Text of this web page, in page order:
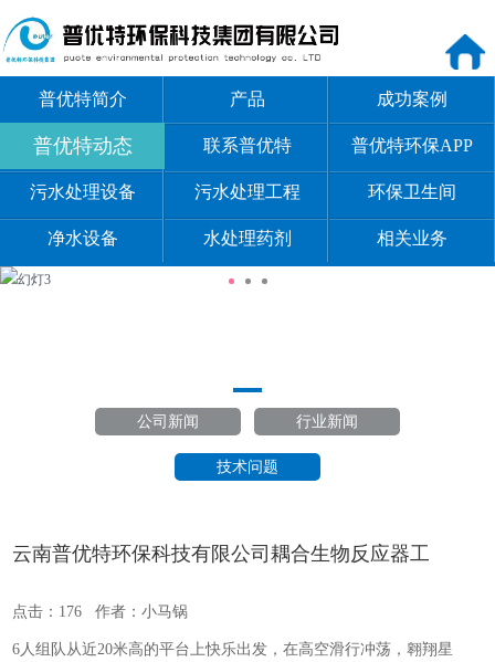
普优特简介 产品 成功案例
普优特动态 联系普优特 普优特环保APP
污水处理设备 污水处理工程 环保卫生间
净水设备 水处理药剂 相关业务
公司新闻 行业新闻
技术问题
云南普优特环保科技有限公司耦合生物反应器工
点击：176 作者：小马锅
6人组队从近20米高的平台上快乐出发，在高空滑行冲荡，翱翔星